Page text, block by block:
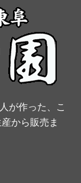
が作った、こ
から販売ま